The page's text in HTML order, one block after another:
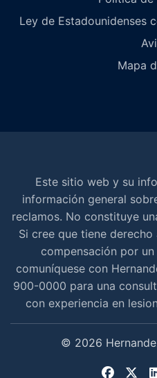
Ley de Estadounidenses
Mapa
Este sitio web y su
información general
reclamos. No constituye
Si cree que tiene
compensación por
comuníquese con
900-0000 para una
con experiencia en
© 2026